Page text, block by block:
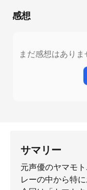
感想
まだ感想はありま
サマリー
元声優のヤマモ
レーの中から特